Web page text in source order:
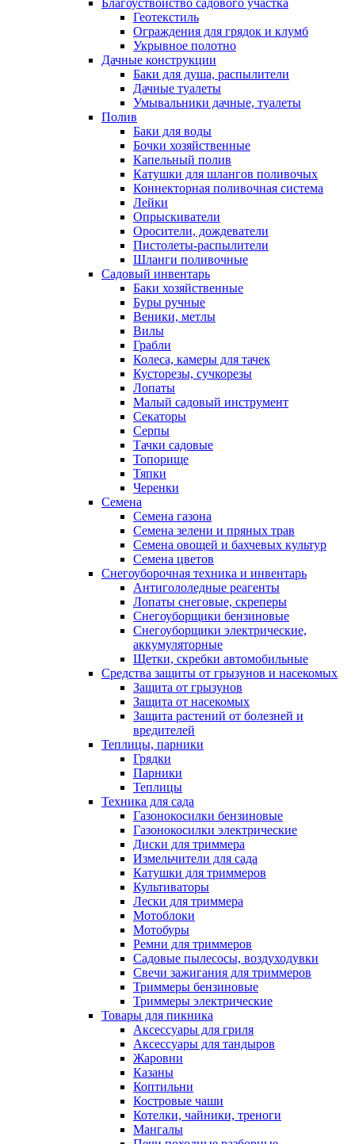
Благоуствойство садового участка
Геотекстиль
Ограждения для грядок и клумб
Укрывное полотно
Дачные конструкции
Баки для душа, распылители
Дачные туалеты
Умывальники дачные, туалеты
Полив
Баки для воды
Бочки хозяйственные
Капельный полив
Катушки для шлангов поливочых
Коннекторная поливочная система
Лейки
Опрыскиватели
Оросители, дождеватели
Пистолеты-распылители
Шланги поливочные
Садовый инвентарь
Баки хозяйственные
Буры ручные
Веники, метлы
Вилы
Грабли
Колеса, камеры для тачек
Кусторезы, сучкорезы
Лопаты
Малый садовый инструмент
Секаторы
Серпы
Тачки садовые
Топорище
Тяпки
Черенки
Семена
Семена газона
Семена зелени и пряных трав
Семена овощей и бахчевых культур
Семена цветов
Снегоуборочная техника и инвентарь
Антигололедные реагенты
Лопаты снеговые, скреперы
Снегоуборщики бензиновые
Снегоуборщики электрические,
аккумуляторные
Щетки, скребки автомобильные
Средства защиты от грызунов и насекомых
Защита от грызунов
Защита от насекомых
Защита растений от болезней и
вредителей
Теплицы, парники
Грядки
Парники
Теплицы
Техника для сада
Газонокосилки бензиновые
Газонокосилки электрические
Диски для триммера
Измельчители для сада
Катушки для триммеров
Культиваторы
Лески для триммера
Мотоблоки
Мотобуры
Ремни для триммеров
Садовые пылесосы, воздуходувки
Свечи зажигания для триммеров
Триммеры бензиновые
Триммеры электрические
Товары для пикника
Аксессуары для гриля
Аксессуары для тандыров
Жаровни
Казаны
Коптильни
Костровые чаши
Котелки, чайники, треноги
Мангалы